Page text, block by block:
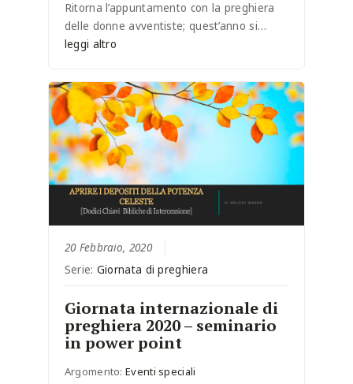
Ritorna l’appuntamento con la preghiera
delle donne avventiste; quest’anno si…
leggi altro
20 Febbraio, 2020
Serie: Giornata di preghiera
Giornata internazionale di
preghiera 2020 – seminario
in power point
Argomento:Eventi speciali